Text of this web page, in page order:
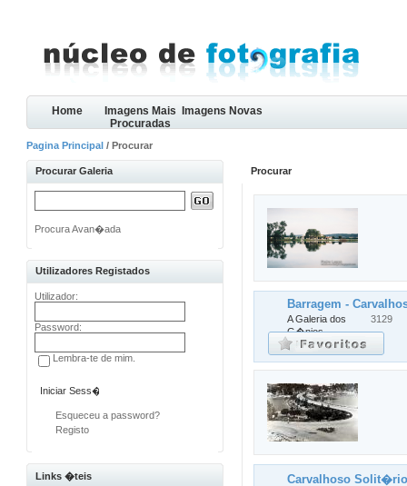
Home
Imagens Mais
Procuradas
Imagens Novas
Pagina Principal / Procurar
Procurar Galeria
Procura Avan�ada
Utilizadores Registados
Utilizador:
Password:
Lembra-te de mim.
Esqueceu a password?
Registo
Links �teis
Procurar
Barragem -
A Galeria dos
G�nios
3129
Carvalhoso